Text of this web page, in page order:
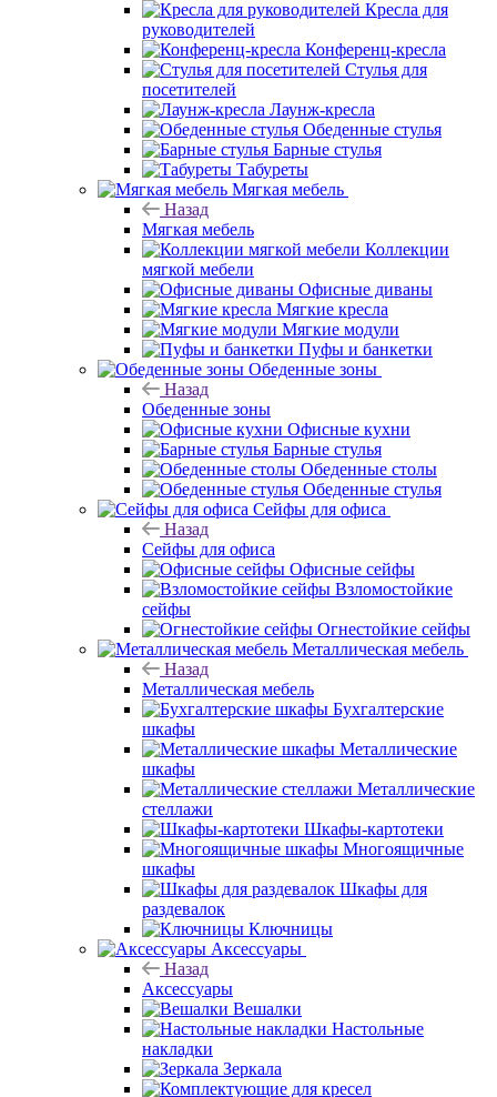
Кресла для
руководителей
Конференц-кресла
Стулья для
посетителей
Лаунж-кресла
Обеденные стулья
Барные стулья
Табуреты
Мягкая мебель
Назад
Мягкая мебель
Коллекции
мягкой мебели
Офисные диваны
Мягкие кресла
Мягкие модули
Пуфы и банкетки
Обеденные зоны
Назад
Обеденные зоны
Офисные кухни
Барные стулья
Обеденные столы
Обеденные стулья
Сейфы для офиса
Назад
Сейфы для офиса
Офисные сейфы
Взломостойкие
сейфы
Огнестойкие сейфы
Металлическая мебель
Назад
Металлическая мебель
Бухгалтерские
шкафы
Металлические
шкафы
Металлические
стеллажи
Шкафы-картотеки
Многоящичные
шкафы
Шкафы для
раздевалок
Ключницы
Аксессуары
Назад
Аксессуары
Вешалки
Настольные
накладки
Зеркала